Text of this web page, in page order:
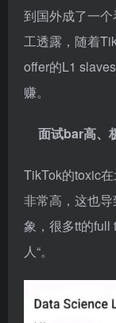
到国外成了一
工透露，随着
offer的L1
赚。
面试bar高、
TikTok的toxic
非常高，这也
象，很多tt的full
人“。